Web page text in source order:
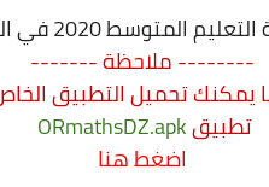
المتوسط 2020 في الرياضيات
-------- ملاحظة -------
تحميل التطبيق
تطبيق
ORmathsDZ.apk
اضغط هنا